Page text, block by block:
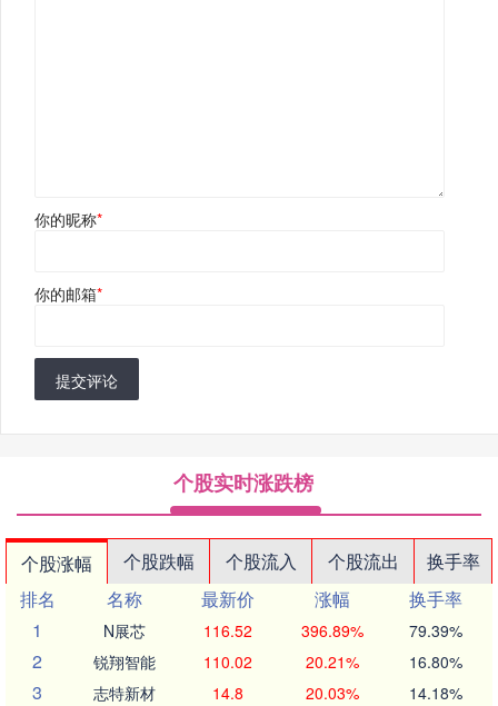
你的昵称*
你的邮箱*
提交评论
个股实时涨跌榜
个股涨幅 个股跌幅 个股流入 个股流出
换手率
排名
名称 最新价 涨幅
换手率
1
N展芯 116.52 396.89% 79.39%
2 锐翔智能 110.02 20.21% 16.80%
3 志特新材 14.8 20.03% 14.18%